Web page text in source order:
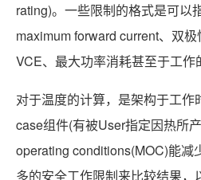
rating)。一些限制的格式是可以
maximum forward current、双
VCE、最大功率消耗甚至于工作
对于温度的计算，是架构于工作
case组件(有被User指定因热所
operating conditions(MOC)能减
多的安全工作限制来比较结果，